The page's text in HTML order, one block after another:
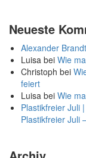
Neueste
Alexander Brandt
Luisa bei Wie
Christoph bei
feiert
Luisa bei Wie
Plastikfreier Juli
Plastikfreier Juli